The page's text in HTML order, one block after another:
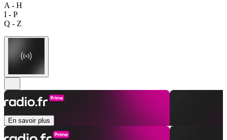
A - H
I - P
Q - Z
En savoir plus